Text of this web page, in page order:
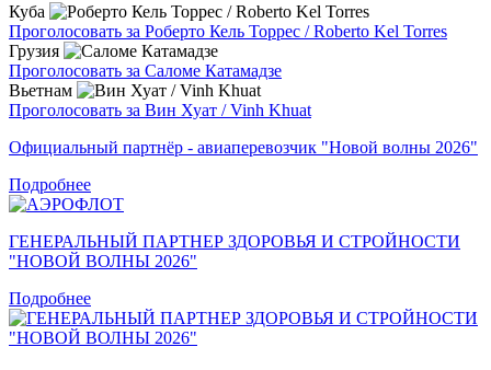
Куба
Проголосовать за Роберто Кель Торрес / Roberto Kel Torres
Грузия
Проголосовать за Саломе Катамадзе
Вьетнам
Проголосовать за Вин Хуат / Vinh Khuat
Официальный партнёр - авиаперевозчик "Новой волны 2026"
Подробнее
ГЕНЕРАЛЬНЫЙ ПАРТНЕР ЗДОРОВЬЯ И СТРОЙНОСТИ
"НОВОЙ ВОЛНЫ 2026"
Подробнее